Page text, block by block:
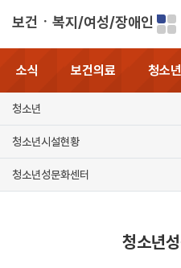
보건ㆍ복지/여성/장애인
소식 보건의료 청소년
청소년
청소년시설현황
청소년성문화센터
청소년